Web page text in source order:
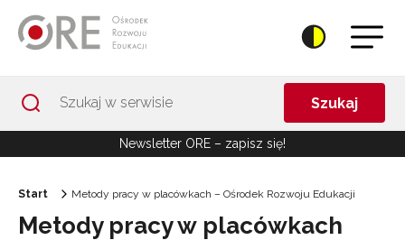
Szukaj
Newsletter ORE – zapisz się!
Start Metody pracy w placówkach – Ośrodek Rozwoju Edukacji
Metody pracy w placówkach